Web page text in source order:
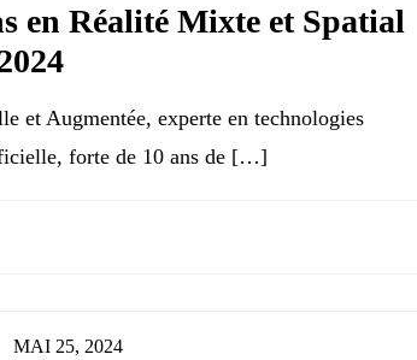
en Réalité Mixte et Spatial
et Augmentée, experte en technologies
forte de 10 ans de […]
MAI 25, 2024